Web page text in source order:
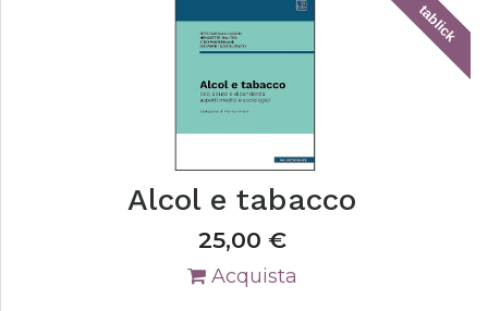
tablick
Alcol e tabacco
25,00 €
Acquista